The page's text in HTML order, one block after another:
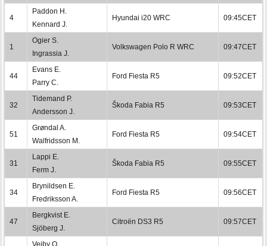
4
Paddon H.
Kennard J.
Hyundai i20 WRC 09:45CET
1
Ogier S.
Ingrassia J.
Volkswagen Polo R WRC 09:47CET
44
Evans E.
Parry C.
Ford Fiesta R5 09:52CET
32
Tidemand P.
Andersson J.
Škoda Fabia R5 09:53CET
51
Grøndal A.
Walfridsson M.
Ford Fiesta R5 09:54CET
31
Lappi E.
Ferm J.
Škoda Fabia R5 09:55CET
34
Brynildsen E.
Fredriksson A.
Ford Fiesta R5 09:56CET
47
Bergkvist E.
Sjöberg J.
Citroën DS3 R5 09:57CET
Veiby O.